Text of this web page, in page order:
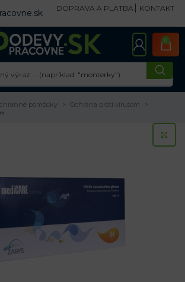
DOPRAVA A PLATBA KONTAKT
0
pomôcky
Ochrana proti vírusom